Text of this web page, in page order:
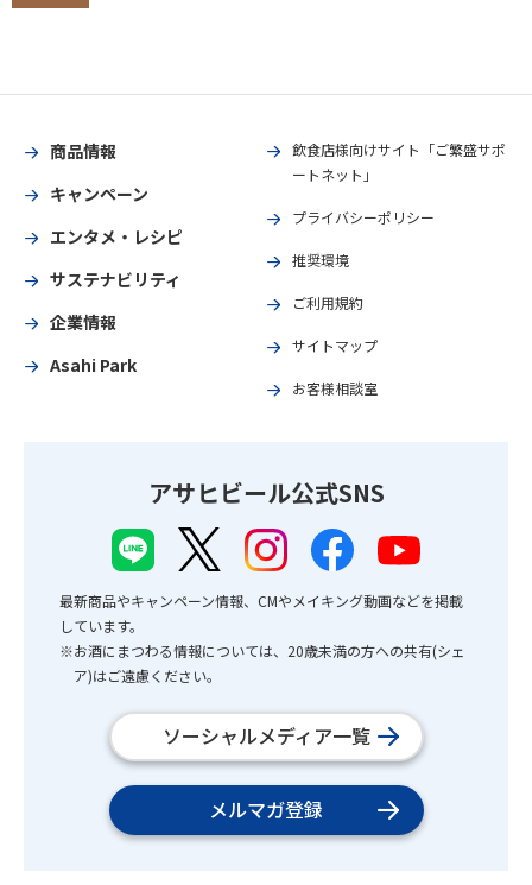
商品情報
キャンペーン
エンタメ・レシピ
サステナビリティ
企業情報
Asahi Park
飲食店様向けサイト「ご繁盛サポ
ートネット」
プライバシーポリシー
推奨環境
ご利用規約
サイトマップ
お客様相談室
アサヒビール公式SNS
最新商品やキャンペーン情報、CMやメイキング動画などを掲載
しています。
※お酒にまつわる情報については、20歳未満の方への共有(シェ
ア)はご遠慮ください。
ソーシャルメディア一覧
メルマガ登録